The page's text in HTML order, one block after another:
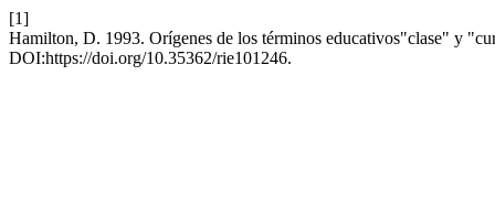
[1]
Hamilton, D. 1993. Orígenes de los términos educativos"clase" y
DOI:https://doi.org/10.35362/rie101246.